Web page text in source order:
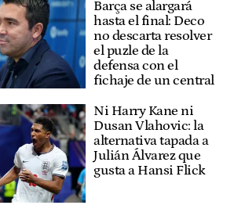
Barça se alargará
hasta el final: Deco
no descarta resolver
el puzle de la
defensa con el
fichaje de un central
Ni Harry Kane ni
Dusan Vlahovic: la
alternativa tapada a
Julián Álvarez que
gusta a Hansi Flick